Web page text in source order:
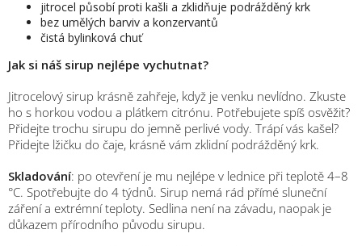
jitrocel působí proti kašli a zklidňuje podrážděný krk
bez umělých barviv a konzervantů
čistá bylinková chuť
Jak si náš sirup nejlépe vychutnat?
Jitrocelový sirup krásně zahřeje, když je venku nevlídno. Zkuste
ho s horkou vodou a plátkem citrónu. Potřebujete spíš osvěžit?
Přidejte trochu sirupu do jemně perlivé vody. Trápí vás kašel?
Přidejte lžičku do čaje, krásně vám zklidní podrážděný krk.
Skladování: po otevření je mu nejlépe v lednice při teplotě 4–8
°C. Spotřebujte do 4 týdnů. Sirup nemá rád přímé sluneční
záření a extrémní teploty. Sedlina není na závadu, naopak je
důkazem přírodního původu sirupu.